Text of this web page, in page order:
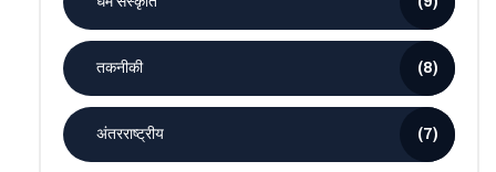
तकनीकी (8)
अंतरराष्ट्रीय (7)